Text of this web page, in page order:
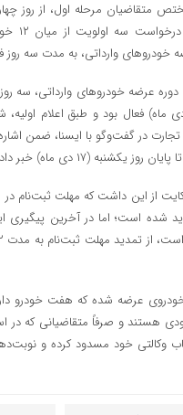
خودروهای وارداتی، به مدت سه
۵۹ دقیقه شب گذشته (جمعه ۱۵ دی ماه) فعال بود و
در گفت‌وگو با ایسنا، ضمن اشاره
(۱۷ دی ماه) خبر داد.
از این داشت که مهلت ثبت‌نام
(۱۶ دی ماه) تمدید شده است؛ اما در
در این مرحله ١٢ مدل خودروی عرضه شده
هستند و صرفاً متقاضیانی که در
در حساب وکالتی خود مسدود کرده و